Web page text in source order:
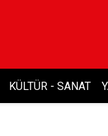
KÜLTÜR - SANAT